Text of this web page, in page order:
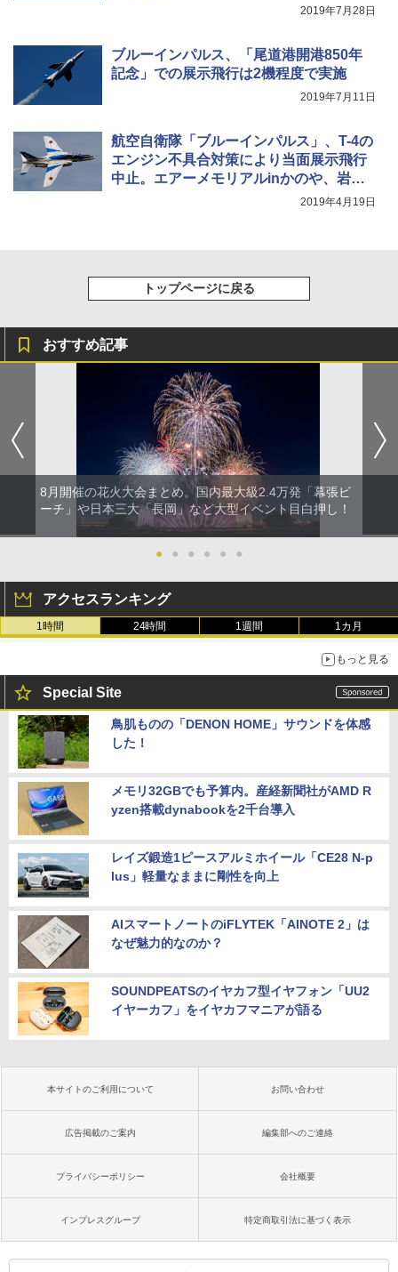
2019年7月28日
ブルーインパルス、「尾道港開港850年
記念」での展示飛行は2機程度で実施
2019年7月11日
航空自衛隊「ブルーインパルス」、T-4の
エンジン不具合対策により当面展示飛行
中止。エアーメモリアルinかのや、岩国
航空基地フレンドシップデーなど2019年4月19日
トップページに戻る
おすすめ記事
8月開催の花火大会まとめ。国内最大級2.4万発「幕張ビ
ーチ」や日本三大「長岡」など大型イベント目白押し！
● ● ● ● ● ●
アクセスランキング
1時間 24時間 1週間 1カ月
もっと見る
Special Site
鳥肌ものの「DENON HOME」サウンドを体感
した！
メモリ32GBでも予算内。産経新聞社がAMD R
yzen搭載dynabookを2千台導入
レイズ鍛造1ピースアルミホイール「CE28 N-p
lus」軽量なままに剛性を向上
AIスマートノートのiFLYTEK「AINOTE 2」は
なぜ魅力的なのか？
SOUNDPEATSのイヤカフ型イヤフォン「UU2
イヤーカフ」をイヤカフマニアが語る
本サイトのご利用について お問い合わせ
広告掲載のご案内 編集部へのご連絡
プライバシーポリシー 会社概要
インプレスグループ 特定商取引法に基づく表示